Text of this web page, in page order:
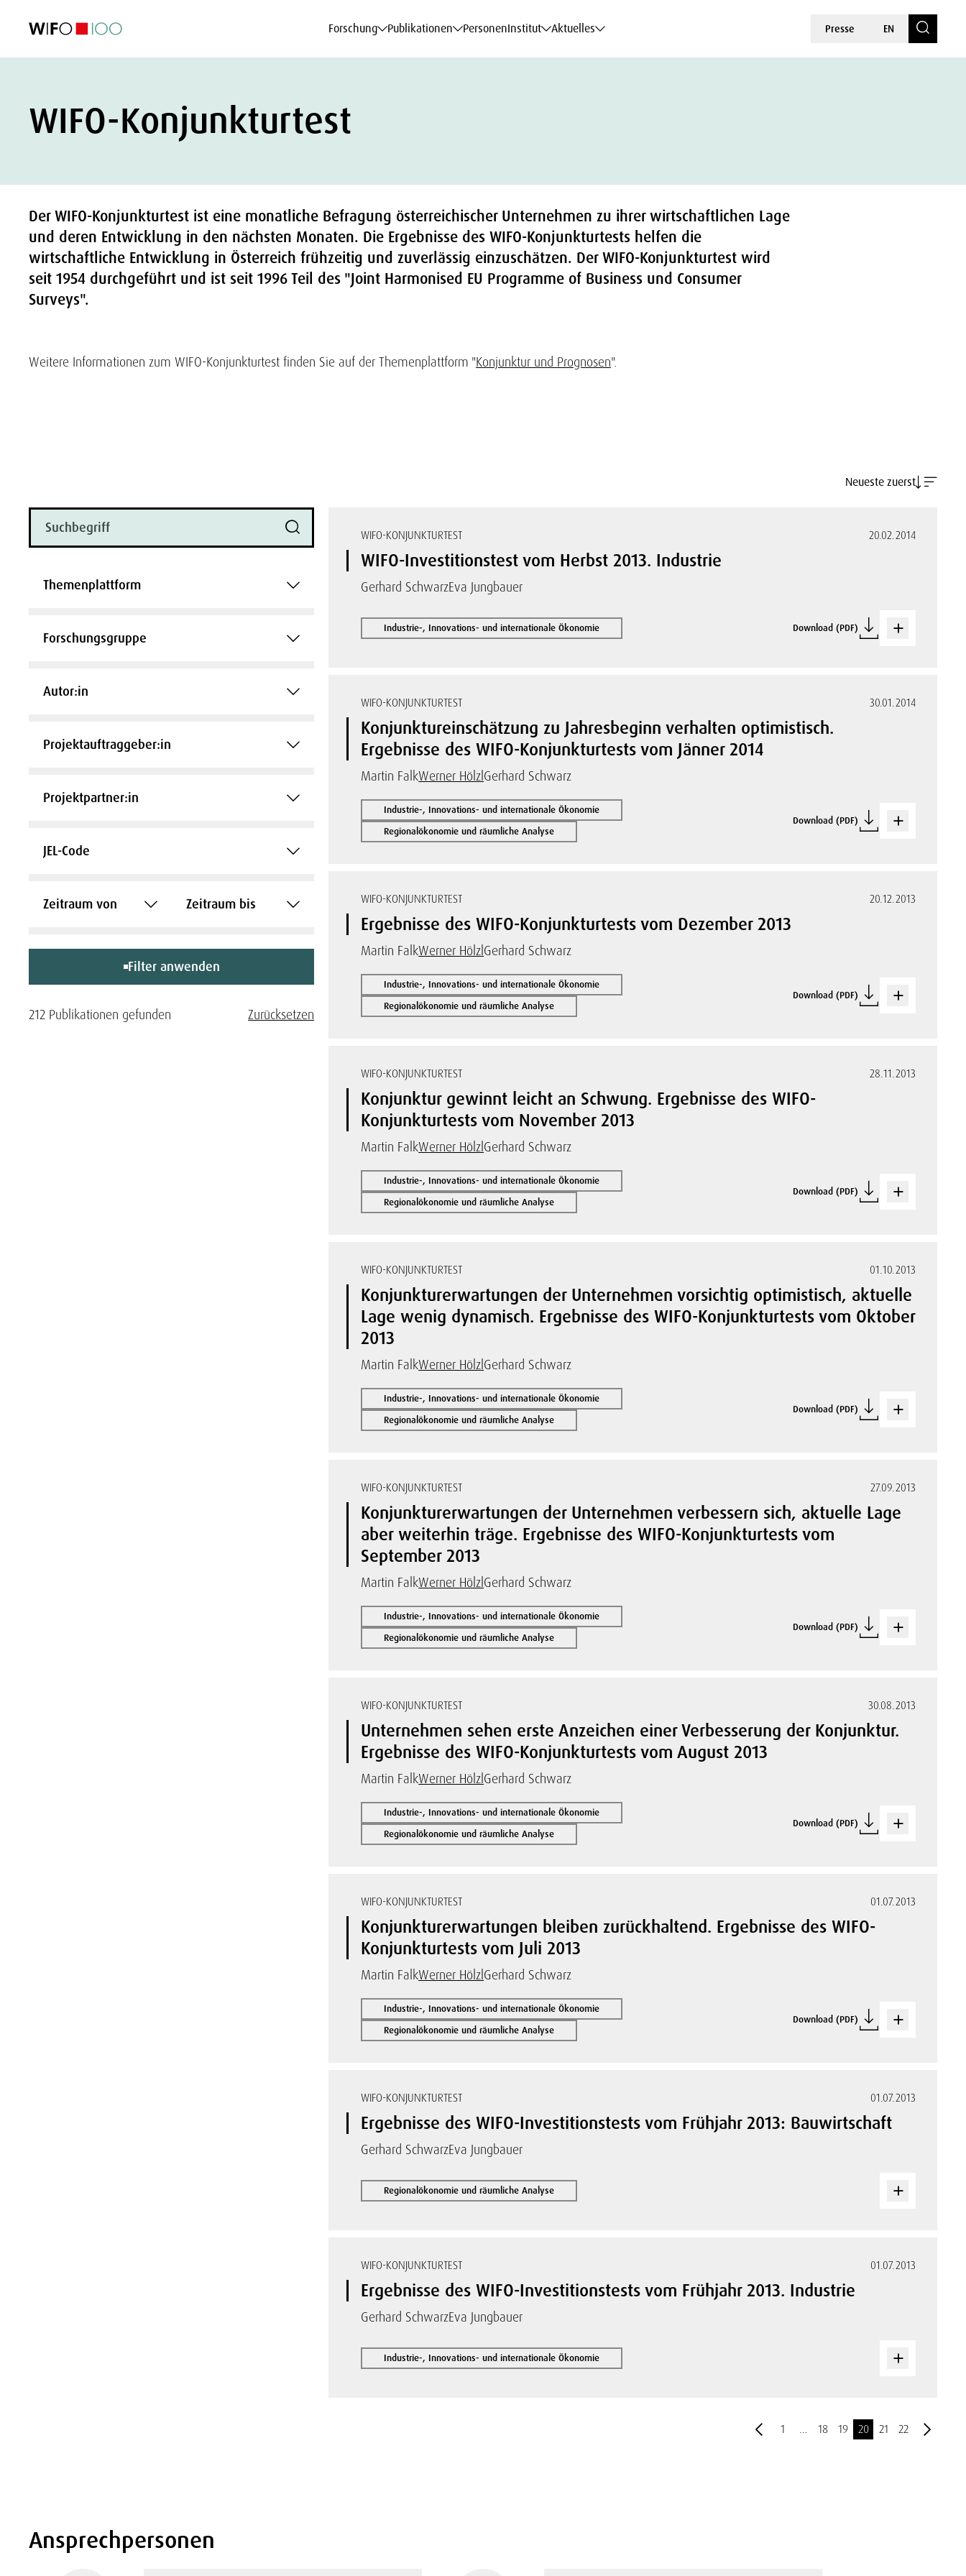
Forschung Publikationen PersonenInstitut Aktuelles Presse EN
WIFO-Konjunkturtest
Der WIFO-Konjunkturtest ist eine monatliche Befragung österreichischer Unternehmen zu ihrer wirtschaftlichen Lage
und deren Entwicklung in den nächsten Monaten. Die Ergebnisse des WIFO-Konjunkturtests helfen die
wirtschaftliche Entwicklung in Österreich frühzeitig und zuverlässig einzuschätzen. Der WIFO-Konjunkturtest wird
seit 1954 durchgeführt und ist seit 1996 Teil des "Joint Harmonised EU Programme of Business und Consumer
Surveys".
Weitere Informationen zum WIFO-Konjunkturtest finden Sie auf der Themenplattform "Konjunktur und Prognosen".
Themenplattform
Forschungsgruppe
Autor:in
Projektauftraggeber:in
Projektpartner:in
JEL-Code
Zeitraum von Zeitraum bis
Filter anwenden
212 Publikationen gefunden Zurücksetzen
Neueste zuerst
WIFO-KONJUNKTURTEST 20.02.2014
WIFO-Investitionstest vom Herbst 2013. Industrie
Gerhard SchwarzEva Jungbauer
Industrie-, Innovations- und internationale Ökonomie Download (PDF)
WIFO-KONJUNKTURTEST 30.01.2014
Konjunktureinschätzung zu Jahresbeginn verhalten optimistisch.
Ergebnisse des WIFO-Konjunkturtests vom Jänner 2014
Martin FalkWerner Hölzl Gerhard Schwarz
Industrie-, Innovations- und internationale Ökonomie
Regionalökonomie und räumliche Analyse
Download (PDF)
WIFO-KONJUNKTURTEST 20.12.2013
Ergebnisse des WIFO-Konjunkturtests vom Dezember 2013
Martin FalkWerner Hölzl Gerhard Schwarz
Industrie-, Innovations- und internationale Ökonomie
Regionalökonomie und räumliche Analyse
Download (PDF)
WIFO-KONJUNKTURTEST 28.11.2013
Konjunktur gewinnt leicht an Schwung. Ergebnisse des WIFO-
Konjunkturtests vom November 2013
Martin FalkWerner Hölzl Gerhard Schwarz
Industrie-, Innovations- und internationale Ökonomie
Regionalökonomie und räumliche Analyse
Download (PDF)
WIFO-KONJUNKTURTEST 01.10.2013
Konjunkturerwartungen der Unternehmen vorsichtig optimistisch, aktuelle
Lage wenig dynamisch. Ergebnisse des WIFO-Konjunkturtests vom Oktober
2013
Martin FalkWerner Hölzl Gerhard Schwarz
Industrie-, Innovations- und internationale Ökonomie
Regionalökonomie und räumliche Analyse
Download (PDF)
WIFO-KONJUNKTURTEST 27.09.2013
Konjunkturerwartungen der Unternehmen verbessern sich, aktuelle Lage
aber weiterhin träge. Ergebnisse des WIFO-Konjunkturtests vom
September 2013
Martin FalkWerner Hölzl Gerhard Schwarz
Industrie-, Innovations- und internationale Ökonomie
Regionalökonomie und räumliche Analyse
Download (PDF)
WIFO-KONJUNKTURTEST 30.08.2013
Unternehmen sehen erste Anzeichen einer Verbesserung der Konjunktur.
Ergebnisse des WIFO-Konjunkturtests vom August 2013
Martin FalkWerner Hölzl Gerhard Schwarz
Industrie-, Innovations- und internationale Ökonomie
Regionalökonomie und räumliche Analyse
Download (PDF)
WIFO-KONJUNKTURTEST 01.07.2013
Konjunkturerwartungen bleiben zurückhaltend. Ergebnisse des WIFO-
Konjunkturtests vom Juli 2013
Martin FalkWerner Hölzl Gerhard Schwarz
Industrie-, Innovations- und internationale Ökonomie
Regionalökonomie und räumliche Analyse
Download (PDF)
WIFO-KONJUNKTURTEST 01.07.2013
Ergebnisse des WIFO-Investitionstests vom Frühjahr 2013: Bauwirtschaft
Gerhard SchwarzEva Jungbauer
Regionalökonomie und räumliche Analyse
WIFO-KONJUNKTURTEST 01.07.2013
Ergebnisse des WIFO-Investitionstests vom Frühjahr 2013. Industrie
Gerhard SchwarzEva Jungbauer
Industrie-, Innovations- und internationale Ökonomie
1 … 18 19 20 21 22
Ansprechpersonen